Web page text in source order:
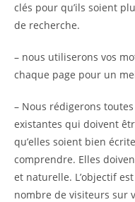
clés pour qu’ils soient
de recherche.
– nous utiliserons vos
chaque page pour un
– Nous rédigerons
existantes qui doivent
qu’elles soient bien
comprendre. Elles
et naturelle. L’objectif
nombre de visiteurs sur